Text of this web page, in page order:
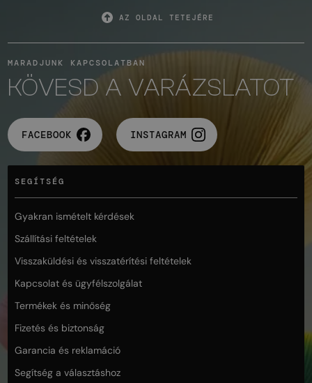
AZ OLDAL TETEJÉRE
MARADJUNK KAPCSOLATBAN
KÖVESD A VARÁZSLATOT
FACEBOOK INSTAGRAM
SEGÍTSÉG
Gyakran ismételt kérdések
Szállítási feltételek
Visszaküldési és visszatérítési feltételek
Kapcsolat és ügyfélszolgálat
Termékek és minőség
Fizetés és biztonság
Garancia és reklamáció
Segítség a választáshoz